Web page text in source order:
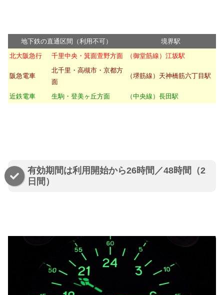
地下鉄の直通区間（利用不可）
境界駅
北大阪急行
千里中央・箕面萱野方面 （御堂筋線）江坂駅
阪急電車
北千里・高槻市・京都方
面
（堺筋線）天神橋筋六丁目駅
近鉄電車 生駒・登美ヶ丘方面 （中央線）長田駅
有効期間は利用開始から26時間／48時間（2
日間）